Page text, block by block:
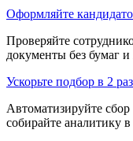
Оформляйте
Проверяйте
документы без бумаг
Ускорьте подбор в 2
Автоматизируйте сбор
собирайте аналитику